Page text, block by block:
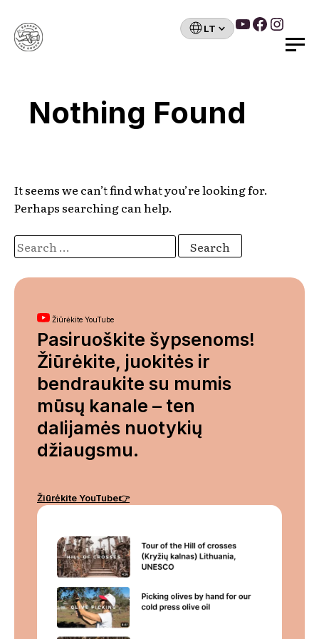
content
Search
Pasirinkite
kalbą
YouTube
Nothing Found
It seems we can’t find what you’re looking for.
Perhaps searching can help.
Search
for:
Žiūrėkite YouTube
Pasiruoškite šypsenoms!
Žiūrėkite, juokitės ir
bendraukite su mumis
mūsų kanale – ten
dalijamės nuotykių
džiaugsmu.
Žiūrėkite YouTube👉